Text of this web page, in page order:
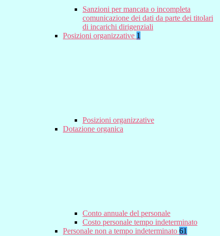
Sanzioni per mancata o incompleta
comunicazione dei dati da parte dei titolari
di incarichi dirigenziali
Posizioni organizzative 1
Posizioni organizzative
Dotazione organica
Conto annuale del personale
Costo personale tempo indeterminato
Personale non a tempo indeterminato 61